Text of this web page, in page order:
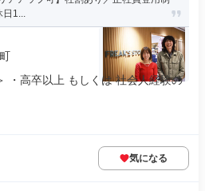
日1...
・高卒以上 もしくは 社会人経験の
気になる